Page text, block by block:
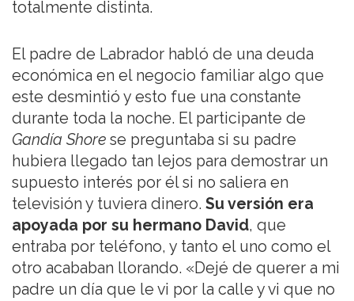
totalmente distinta.
El padre de Labrador habló de una deuda
económica en el negocio familiar algo que
este desmintió y esto fue una constante
durante toda la noche. El participante de
Gandía Shore se preguntaba si su padre
hubiera llegado tan lejos para demostrar un
supuesto interés por él si no saliera en
televisión y tuviera dinero. Su versión era
apoyada por su hermano David, que
entraba por teléfono, y tanto el uno como el
otro acababan llorando. «Dejé de querer a mi
padre un día que le vi por la calle y vi que no